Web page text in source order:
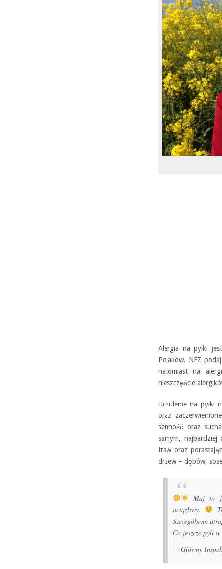
Alergia na pyłki
Polaków. NFZ
natomiast na
nieszczęście
Uczulenie na pyłki
oraz
senność oraz
samym,
traw oraz
drzew – dębów,
Maj to
uciążliwy.
Szczególnym
Co jeszcze pyli
— Główny